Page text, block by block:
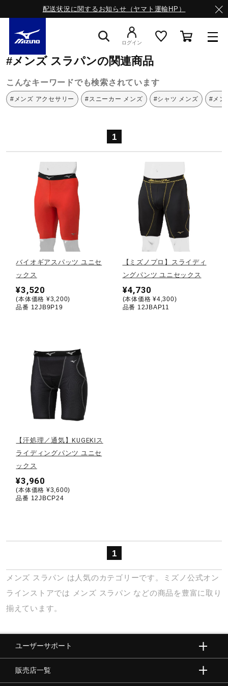
配送状況に関するお知らせ（ヤマト運輸HP）
ライフスタイルウエア
サッカー／フットサル
トレーニング
野球
ゴルフ
バレーボール
テニス／ソフトテニス
バドミントン
陸上競技
柔道
ワーキング
ログイン
ミズノ公式オンライン
#メンズ スラパンの関連商品
こんなキーワードでも検索されています
#メンズ アクセサリー #スニーカー メンズ #シャツ メンズ #メン
1
バイオギアスパッツ ユニセ
ックス
¥3,520
(本体価格 ¥3,200)
品番 12JB9P19
【ミズノプロ】スライディ
ングパンツ ユニセックス
¥4,730
(本体価格 ¥4,300)
品番 12JBAP11
【汗処理／通気】KUGEKIス
ライディングパンツ ユニセ
ックス
¥3,960
(本体価格 ¥3,600)
品番 12JBCP24
1
メンズ スラパン は人気のカテゴリーです。ミズノ公式オン
ラインストアでは
メンズ スラパン などの商品を豊富に取り
揃えています。
ユーザーサポート
販売店一覧